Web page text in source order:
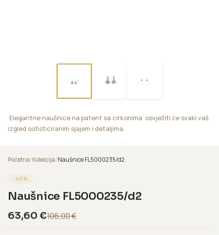
Elegantne naušnice na patent sa cirkonima osvježiti će svaki vaš
izgled sofisticiranim sjajem i detaljima.
Početna/Kolekcija/Naušnice FL5000235/d2
−40 %
Naušnice FL5000235/d2
63,60 €106,00€